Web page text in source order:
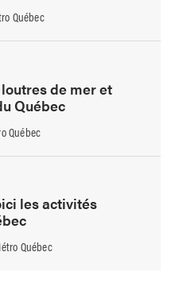
Québec
de mer et
Québec
Québec
les activités
Québec